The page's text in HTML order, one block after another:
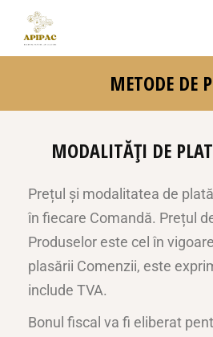
METODE DE
MODALITĂȚI DE
Prețul și modalitatea de
în fiecare Comandă. Prețul
Produselor este cel în
plasării Comenzii, este
include TVA.
Bonul fiscal va fi eliberat